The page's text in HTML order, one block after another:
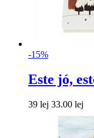
-15%
Este jó,
39 lej 33.00 lej